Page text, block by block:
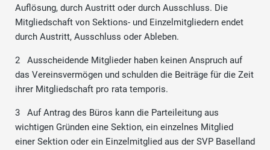
Auflösung, durch Austritt oder durch Ausschluss. Die
Mitgliedschaft von Sektions- und Einzelmitgliedern endet
durch Austritt, Ausschluss oder Ableben.
2 Ausscheidende Mitglieder haben keinen Anspruch auf
das Vereinsvermögen und schulden die Beiträge für die Zeit
ihrer Mitgliedschaft pro rata temporis.
3 Auf Antrag des Büros kann die Parteileitung aus
wichtigen Gründen eine Sektion, ein einzelnes Mitglied
einer Sektion oder ein Einzelmitglied aus der SVP Baselland